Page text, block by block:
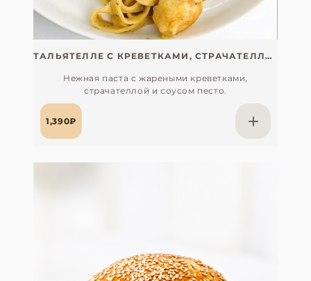
ТАЛЬЯТЕЛЛЕ С КРЕВЕТКАМИ, СТРАЧАТЕЛЛОЙ И ПЕСТО
Нежная паста с жареными креветками,
страчателлой и соусом песто.
1,390₽